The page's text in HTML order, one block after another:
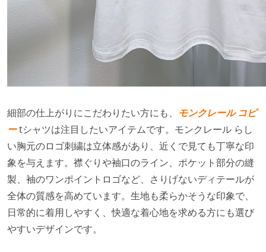
細部の仕上がりにこだわりたい方にも、 モンクレール コピ
ーtシャツは注目したいアイテムです。モンクレール らし
い胸元のロゴ刺繍は立体感があり、近くで見ても丁寧な印
象を与えます。襟ぐりや袖口のライン、ポケット部分の縫
製、袖のワンポイントロゴなど、さりげないディテールが
全体の質感を高めています。生地も柔らかそうな印象で、
日常的に着用しやすく、快適な着心地を求める方にも選び
やすいデザインです。